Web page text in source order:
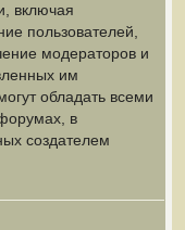
включая
пользователей,
модераторов и
им
обладать всеми
в
создателем